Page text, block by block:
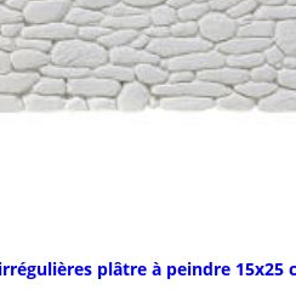
plâtre à peindre 15x25